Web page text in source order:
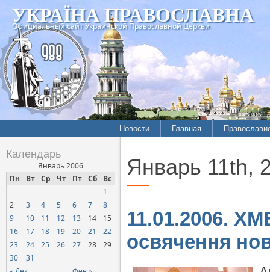
УКРАЇНА ПРАВОСЛАВНА
Официальный сайт Украинской Православной Церкви
Новости
Межконфессиональные
отношения
Официальная хроника
Расколы, ереси, секты
СЛУЖЕНИЕ
Главная
История
Календарь
Январь 2006
Пн
Вт Ср Чт Пт Сб Вс
1
2
3 4 5 6 7
8
9
10 11 12 13 14
15
16
17 18 19 20 21
22
23
24 25 26 27 28
29
30
31
Январь 11th,
11.01.2006.
освячення